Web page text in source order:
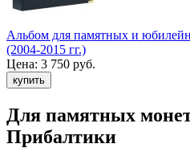
Альбом для памятных и
(2004-2015 гг.)
Цена: 3 750 руб.
Для памятных
Прибалтики